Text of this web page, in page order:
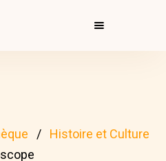
Histoire et Culture